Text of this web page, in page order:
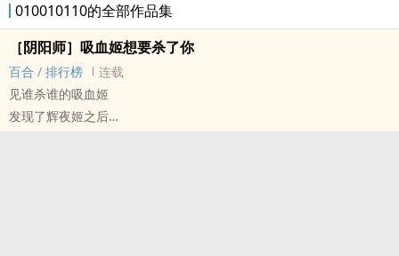
010010110的全部作品集
［阴阳师］吸血姬想要杀了你
百合 / 排行榜
连载
见谁杀谁的吸血姬
发现了辉夜姬之后